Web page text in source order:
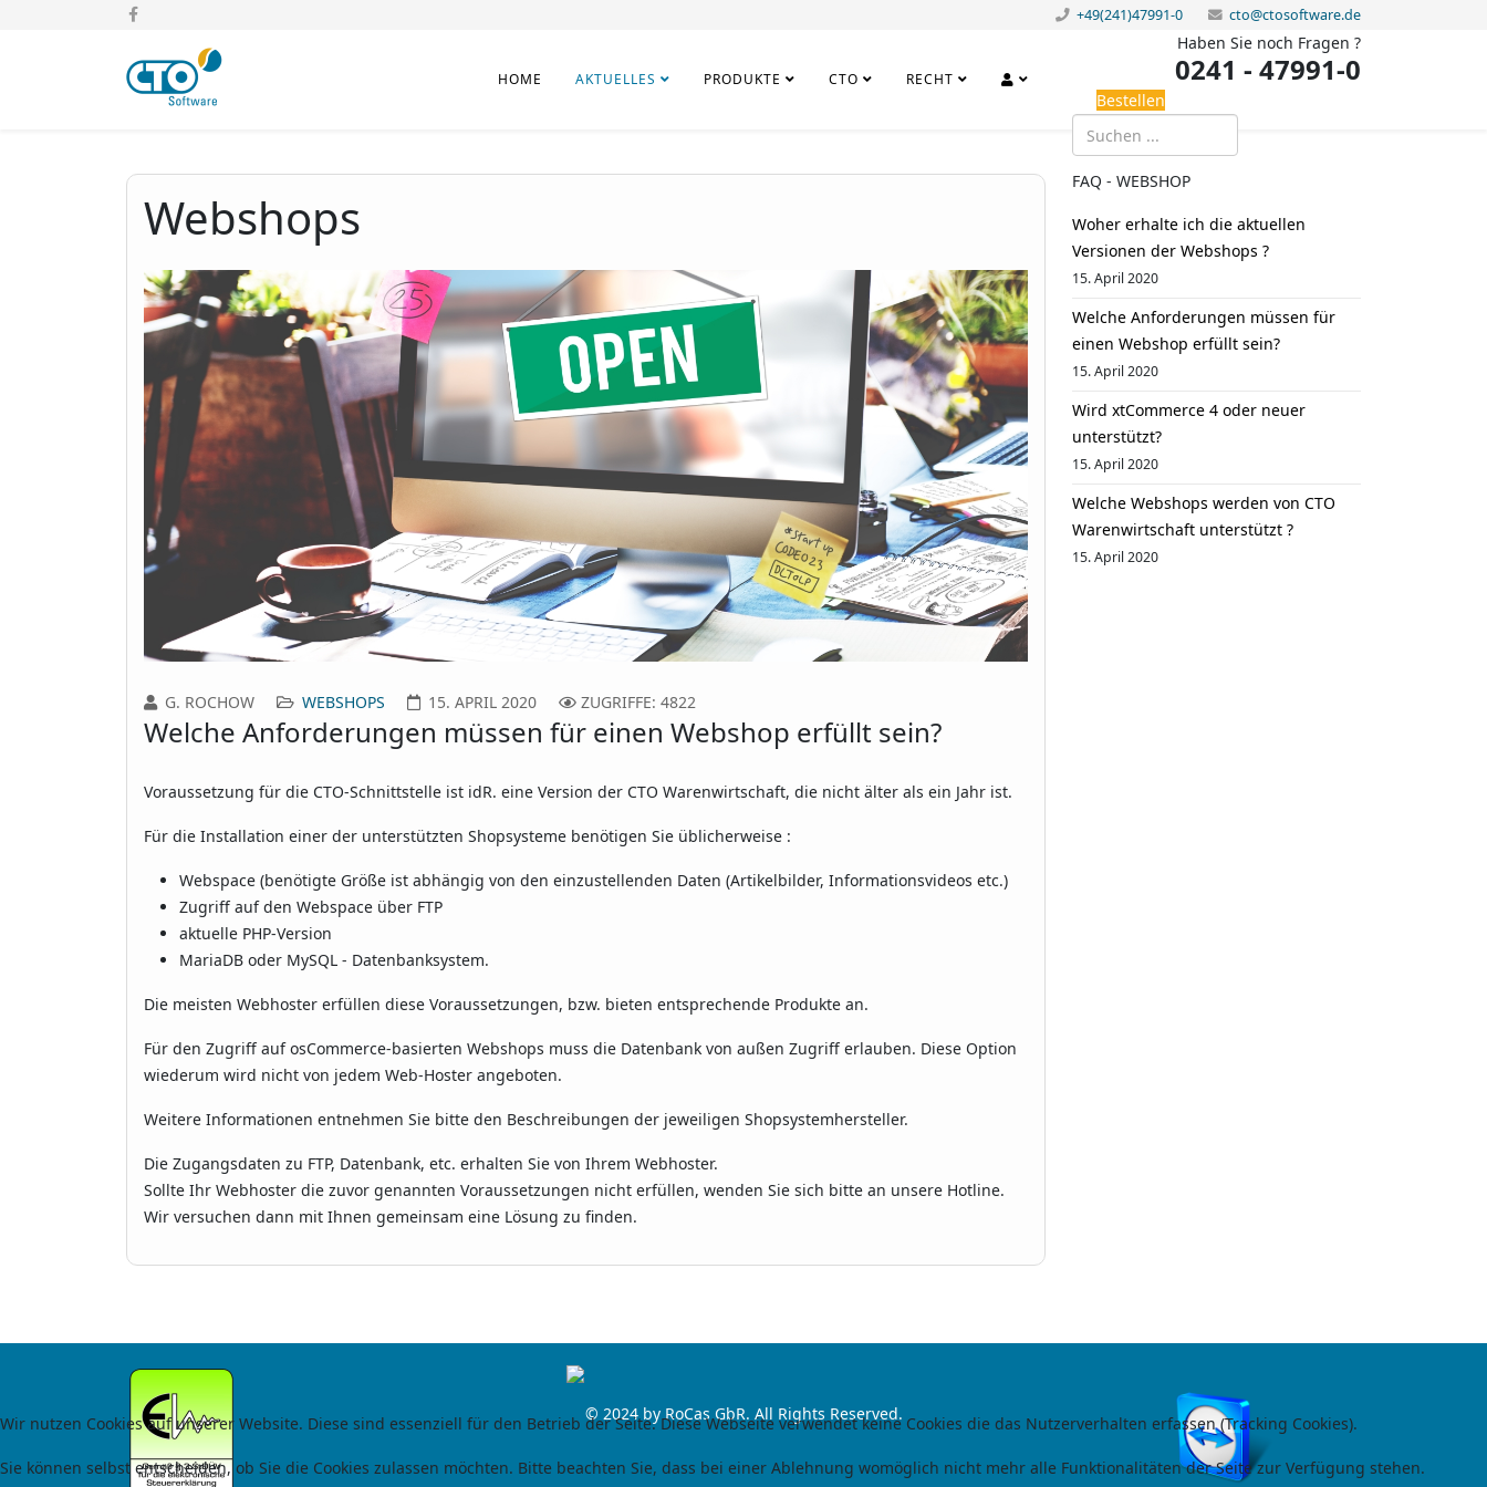
+49(241)47991-0 cto@ctosoftware.de
HOME AKTUELLES PRODUKTE CTO RECHT
Haben Sie noch Fragen ?
0241 - 47991-0
Bestellen
Webshops
G. ROCHOW WEBSHOPS 15. APRIL 2020 ZUGRIFFE: 4822
Welche Anforderungen müssen für einen Webshop erfüllt sein?
Voraussetzung für die CTO-Schnittstelle ist idR. eine Version der CTO Warenwirtschaft, die nicht älter als ein Jahr ist.
Für die Installation einer der unterstützten Shopsysteme benötigen Sie üblicherweise :
Webspace (benötigte Größe ist abhängig von den einzustellenden Daten (Artikelbilder, Informationsvideos etc.)
Zugriff auf den Webspace über FTP
aktuelle PHP-Version
MariaDB oder MySQL - Datenbanksystem.
Die meisten Webhoster erfüllen diese Voraussetzungen, bzw. bieten entsprechende Produkte an.
Für den Zugriff auf osCommerce-basierten Webshops muss die Datenbank von außen Zugriff erlauben. Diese Option
wiederum wird nicht von jedem Web-Hoster angeboten.
Weitere Informationen entnehmen Sie bitte den Beschreibungen der jeweiligen Shopsystemhersteller.
Die Zugangsdaten zu FTP, Datenbank, etc. erhalten Sie von Ihrem Webhoster.
Sollte Ihr Webhoster die zuvor genannten Voraussetzungen nicht erfüllen, wenden Sie sich bitte an unsere Hotline.
Wir versuchen dann mit Ihnen gemeinsam eine Lösung zu finden.
FAQ - WEBSHOP
Woher erhalte ich die aktuellen
Versionen der Webshops ?
15. April 2020
Welche Anforderungen müssen für
einen Webshop erfüllt sein?
15. April 2020
Wird xtCommerce 4 oder neuer
unterstützt?
15. April 2020
Welche Webshops werden von CTO
Warenwirtschaft unterstützt ?
15. April 2020
© 2024 by RoCas GbR. All Rights Reserved.
Wir nutzen Cookies auf unserer Website. Diese sind essenziell für den Betrieb der Seite. Diese Webseite verwendet keine Cookies die das Nutzerverhalten erfassen (Tracking Cookies).
Sie können selbst entscheiden, ob Sie die Cookies zulassen möchten. Bitte beachten Sie, dass bei einer Ablehnung womöglich nicht mehr alle Funktionalitäten der Seite zur Verfügung stehen.